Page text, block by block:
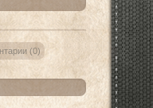
(0)